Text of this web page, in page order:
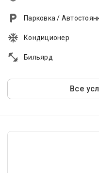
Парковка /
Кондиционер
Бильярд
Все